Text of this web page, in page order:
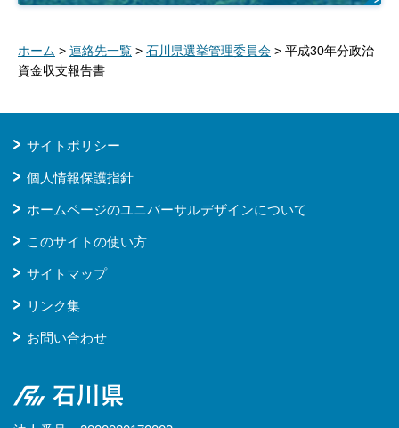
ホーム > 連絡先一覧 > 石川県選挙管理委員会 > 平成30年分政治
資金収支報告書
サイトポリシー
個人情報保護指針
ホームページのユニバーサルデザインについて
このサイトの使い方
サイトマップ
リンク集
お問い合わせ
石川県